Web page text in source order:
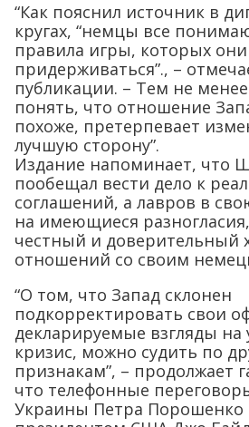
“Как пояснил источник в
кругах, “немцы все
правила игры, которых
придерживаться”., –
публикации. – Тем не
понять, что отношение
похоже, претерпевает
лучшую сторону”.
Издание напоминает, что
пообещал вести дело к
соглашений, а лавров в
на имеющиеся
честный и доверительный
отношений со своим
“О том, что Запад склонен
подкорректировать свои
декларируемые взгляды на
кризис, можно судить по
признакам”, – продолжает
что телефонные
Украины Петра Порошенко